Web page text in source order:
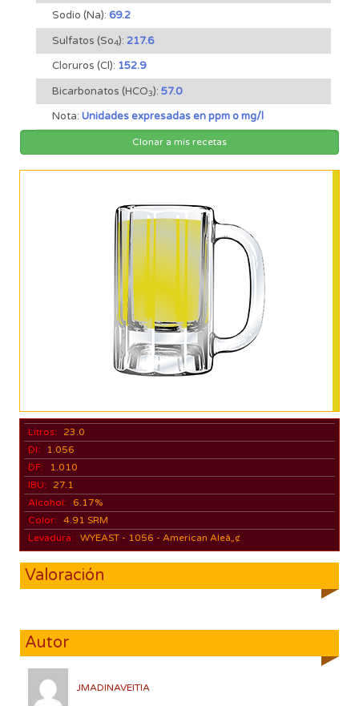
Sodio (Na): 69.2
Sulfatos (So4): 217.6
Cloruros (Cl): 152.9
Bicarbonatos (HCO3): 57.0
Nota: Unidades expresadas en ppm o mg/l
Clonar a mis recetas
Litros:
23.0
DI:
1.056
DF:
1.010
IBU:
27.1
Alcohol:
6.17%
Color: 4.91 SRM
Levadura: WYEAST - 1056 - American Aleâ„¢
Valoración
Autor
JMADINAVEITIA